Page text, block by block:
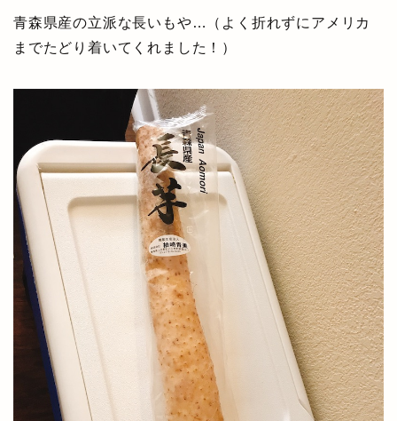
青森県産の立派な長いもや…（よく折れずにアメリカ
までたどり着いてくれました！）